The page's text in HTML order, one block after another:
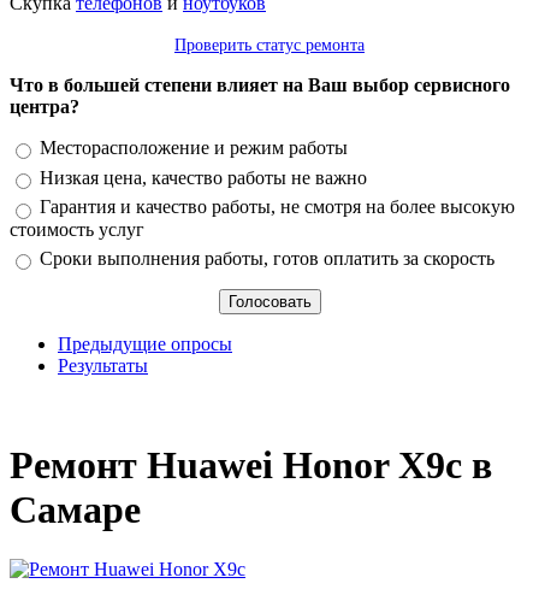
Проверить статус ремонта
Что в большей степени влияет на Ваш выбор сервисного
центра?
Варианты
Месторасположение и режим работы
Низкая цена, качество работы не важно
Гарантия и качество работы, не смотря на более высокую
стоимость услуг
Сроки выполнения работы, готов оплатить за скорость
Предыдущие опросы
Результаты
Ремонт Huawei Honor X9c в
Самаре